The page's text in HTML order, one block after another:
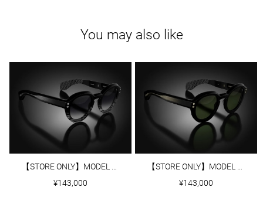
You may also like
¥143,000
¥143,000